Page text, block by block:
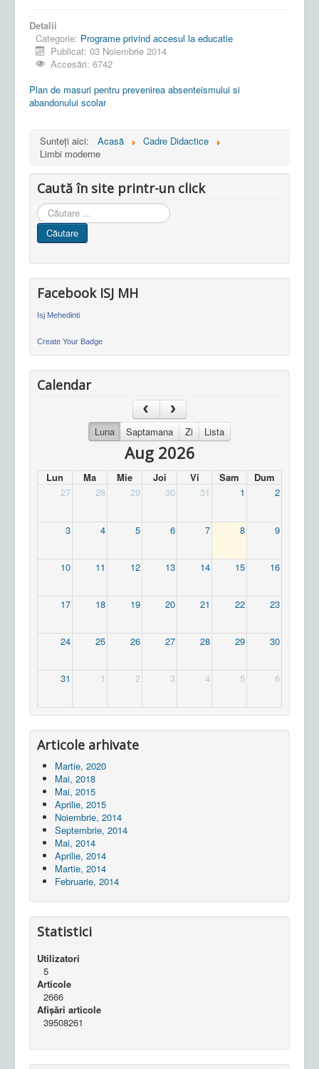
Detalii
Categorie: Programe privind accesul la educatie
Publicat: 03 Noiembrie 2014
Accesări: 6742
Plan de masuri pentru prevenirea absenteismului si
abandonului scolar
Sunteți aici: Acasă
Cadre Didactice
Limbi moderne
Caută în site printr-un click
Cauta
in
site
Căutare
Facebook ISJ MH
Isj Mehedinti
Create Your Badge
Calendar
Luna Saptamana Zi Lista
Aug 2026
Lun Ma Mie Joi Vi Sam
Dum
27
28 29 30 31 1 2
3 4 5 6 7 8 9
10 11 12 13 14 15 16
17 18 19 20 21 22 23
24 25 26 27 28 29 30
31 1 2 3 4 5 6
Articole arhivate
Martie, 2020
Mai, 2018
Mai, 2015
Aprilie, 2015
Noiembrie, 2014
Septembrie, 2014
Mai, 2014
Aprilie, 2014
Martie, 2014
Februarie, 2014
Statistici
Utilizatori
5
Articole
2666
Afișări articole
39508261